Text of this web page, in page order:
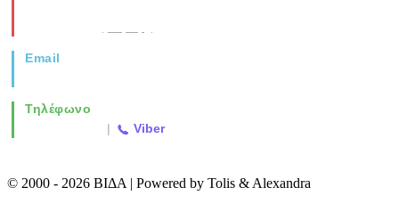
Email
Τηλέφωνο
| Viber
© 2000 - 2026 ΒΙΔΑ | Powered by Tolis & Alexandra